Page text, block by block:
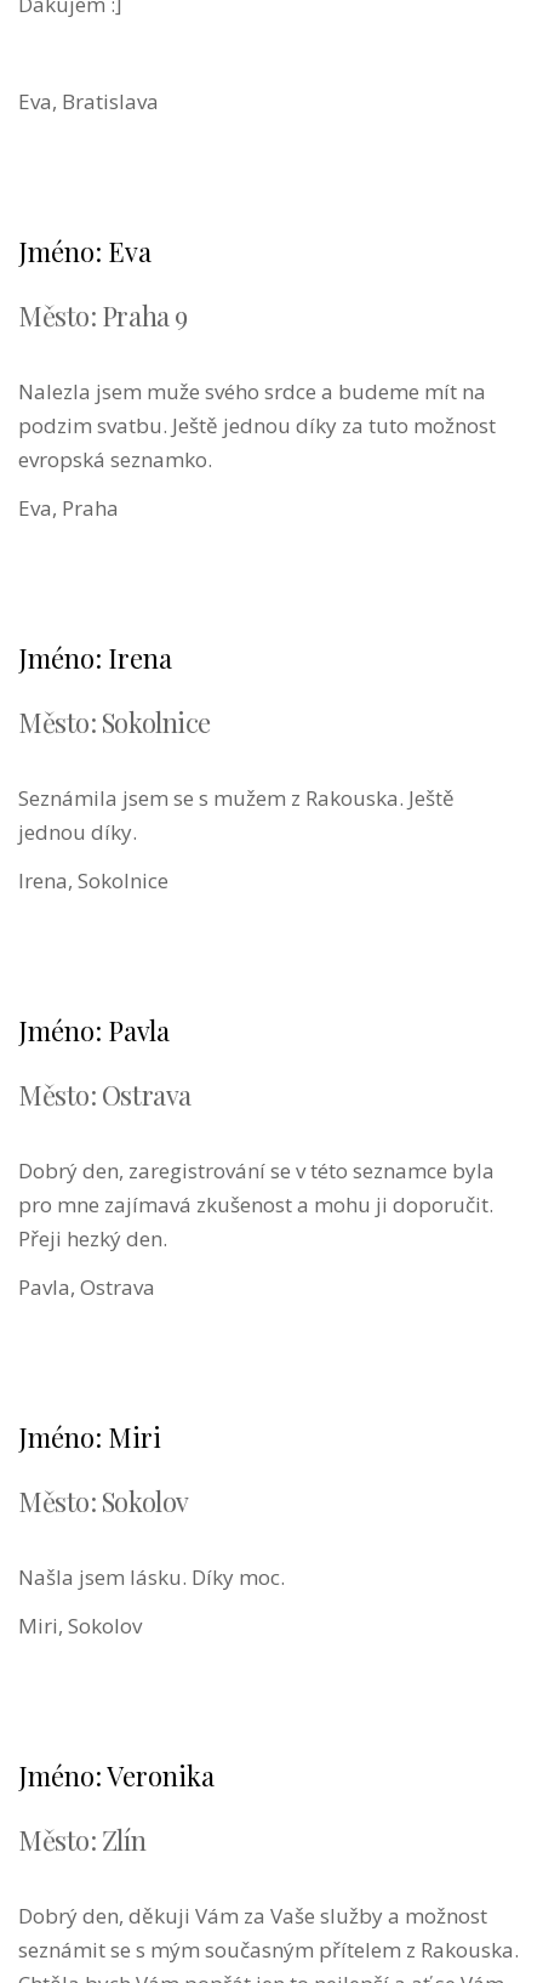
Eva, Bratislava
Jméno: Eva
Město: Praha 9
Nalezla jsem muže svého srdce a budeme mít na
podzim svatbu. Ještě jednou díky za tuto možnost
evropská seznamko.
Eva, Praha
Jméno: Irena
Město: Sokolnice
Seznámila jsem se s mužem z Rakouska. Ještě
jednou díky.
Irena, Sokolnice
Jméno: Pavla
Město: Ostrava
Dobrý den, zaregistrování se v této seznamce byla
pro mne zajímavá zkušenost a mohu ji doporučit.
Přeji hezký den.
Pavla, Ostrava
Jméno: Miri
Město: Sokolov
Našla jsem lásku. Díky moc.
Miri, Sokolov
Jméno: Veronika
Město: Zlín
Dobrý den, děkuji Vám za Vaše služby a možnost
seznámit se s mým současným přítelem z Rakouska.